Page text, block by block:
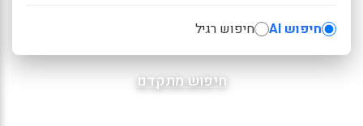
חיפוש AI חיפוש רגיל
חיפוש מתקדם